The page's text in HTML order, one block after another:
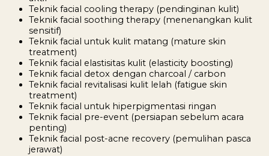
Teknik facial cooling therapy (pendinginan kulit)
Teknik facial soothing therapy (menenangkan kulit
sensitif)
Teknik facial untuk kulit matang (mature skin
treatment)
Teknik facial elastisitas kulit (elasticity boosting)
Teknik facial detox dengan charcoal / carbon
Teknik facial revitalisasi kulit lelah (fatigue skin
treatment)
Teknik facial untuk hiperpigmentasi ringan
Teknik facial pre-event (persiapan sebelum acara
penting)
Teknik facial post-acne recovery (pemulihan pasca
jerawat)